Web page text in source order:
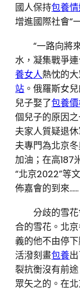
國人保持包養
增進國際社會“
“一路向將
水，凝集戰爭
養女人熱忱的
站 。俄羅斯女
兒子娶了包養
個兒子的原因
夫家人質疑退
夫專門為北京
加油；在高187
“北京2022”等
佈嘉會的到來……
分歧的雪花
合的雪花。北
義的他不由停
活潑刻畫包養
裂抗衡沒有前
眾矢之的。在